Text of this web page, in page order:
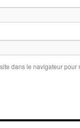
dans le navigateur